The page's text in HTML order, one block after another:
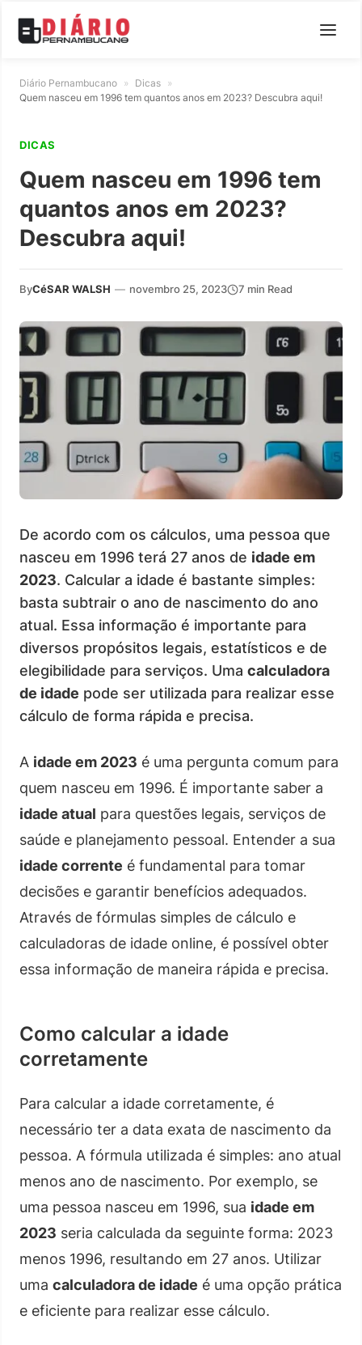
Diário Pernambucano » Dicas »
Quem nasceu em 1996 tem quantos anos em 2023? Descubra aqui!
DICAS
Quem nasceu em 1996 tem
quantos anos em 2023?
Descubra aqui!
ByCéSAR WALSH — novembro 25, 2023 7 min Read
De acordo com os cálculos, uma pessoa que
nasceu em 1996 terá 27 anos de idade em
2023. Calcular a idade é bastante simples:
basta subtrair o ano de nascimento do ano
atual. Essa informação é importante para
diversos propósitos legais, estatísticos e de
elegibilidade para serviços. Uma calculadora
de idade pode ser utilizada para realizar esse
cálculo de forma rápida e precisa.
A idade em 2023 é uma pergunta comum para
quem nasceu em 1996. É importante saber a
idade atual para questões legais, serviços de
saúde e planejamento pessoal. Entender a sua
idade corrente é fundamental para tomar
decisões e garantir benefícios adequados.
Através de fórmulas simples de cálculo e
calculadoras de idade online, é possível obter
essa informação de maneira rápida e precisa.
Como calcular a idade
corretamente
Para calcular a idade corretamente, é
necessário ter a data exata de nascimento da
pessoa. A fórmula utilizada é simples: ano atual
menos ano de nascimento. Por exemplo, se
uma pessoa nasceu em 1996, sua idade em
2023 seria calculada da seguinte forma: 2023
menos 1996, resultando em 27 anos. Utilizar
uma calculadora de idade é uma opção prática
e eficiente para realizar esse cálculo.